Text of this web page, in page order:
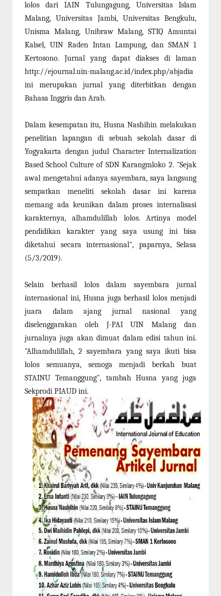
lolos dariIAIN Tulungagung, Universitas Islam
Malang, Universitas Jambi, Universitas Bengkulu,
Unisma Malang, Unibraw Malang, STIQ Amuntai
Kalsel, UIN Raden Intan Lampung, dan SMAN 1
Kertosono. Jurnal yang dapat diakses di laman
http://ejournal.uin-malang.ac.id/index.php/abjadia
ini merupakan jurnal yang diterbitkan dengan
Bahasa Inggris dan Arab.
Dalam kesempatan itu, Husna Nashihin melakukan
penelitian lapangan di sebuah sekolah dasar di
Yogyakarta dengan judul Character Internalization
Based School Culture of SDN Karangmloko 2. "Sejak
awal mengetahui adanya sayembara, saya langsung
sempatkan meneliti sekolah dasar ini karena
memang ada keunikan dalam proses internalisasi
karakternya, alhamdulillah lolos. Artinya model
pendidikan karakter yang saya usung ini bisa
diketahui secara internasional", paparnya, Selasa
(5/3/2019).
Selain berhasil lolos dalam sayembara jurnal
internasional ini, Husna juga berhasil lolos menjadi
juara dalam ajang jurnal nasional yang
diselenggarakan oleh J-PAI UIN Malang dan
jurnalnya juga akan dimuat dalam edisi tahun ini.
"Alhamdulillah, 2 sayembara yang saya ikuti bisa
lolos semuanya, semoga menjadi berkah buat
STAINU Temanggung", tambah Husna yang juga
Sekprodi PIAUD ini.